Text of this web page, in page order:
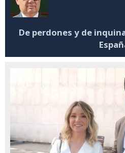
De perdones y de